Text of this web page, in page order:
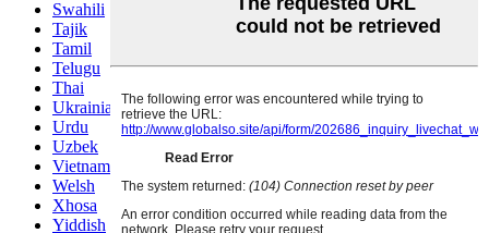
Swahili
Tajik
Tamil
Telugu
Thai
Ukrainian
Urdu
Uzbek
Vietnamese
Welsh
Xhosa
Yiddish